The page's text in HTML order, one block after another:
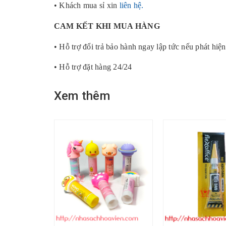
• Khách mua sỉ xin liên hệ.
CAM KẾT KHI MUA HÀNG
• Hỗ trợ đổi trả bảo hành ngay lập tức nếu phát
• Hỗ trợ đặt hàng 24/24
Xem thêm